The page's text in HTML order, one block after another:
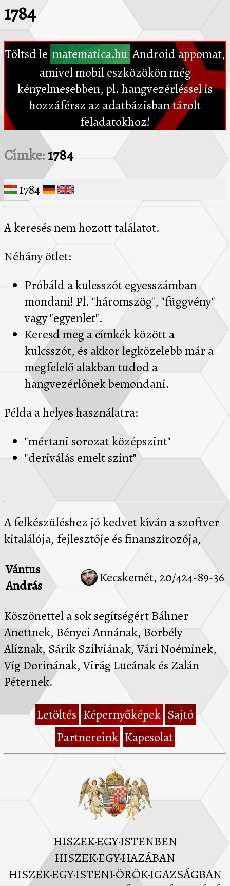
1784
Töltsd le matematica.hu Android appomat,
amivel mobil eszközökön még
kényelmesebben, pl. hangvezérléssel is
hozzáférsz az adatbázisban tárolt
feladatokhoz!
Címke:1784
1784
A keresés nem hozott találatot.
Néhány ötlet:
Próbáld a kulcsszót egyesszámban
mondani! Pl. "háromszög", "függvény"
vagy "egyenlet".
Keresd meg a címkék között a
kulcsszót, és akkor legközelebb már a
megfelelő alakban tudod a
hangvezérlőnek bemondani.
Példa a helyes használatra:
"mértani sorozat középszint"
"deriválás emelt szint"
A felkészüléshez jó kedvet kíván a szoftver
kitalálója, fejlesztője és finanszírozója,
Vántus
András
Kecskemét, 20/424-89-36
Köszönettel a sok segítségért Báhner
Anettnek, Bényei Annának, Borbély
Alíznak, Sárik Szilviának, Vári Noéminek,
Víg Dorinának, Virág Lucának és Zalán
Péternek.
Letöltés Képernyőképek Sajtó
Partnereink Kapcsolat
HISZEK·EGY·ISTENBEN
HISZEK·EGY·HAZÁBAN
HISZEK·EGY·ISTENI·ÖRÖK·IGAZSÁGBAN